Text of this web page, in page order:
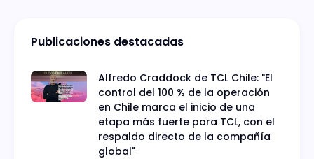
Publicaciones destacadas
Alfredo Craddock de TCL Chile: "El
control del 100 % de la operación
en Chile marca el inicio de una
etapa más fuerte para TCL, con el
respaldo directo de la compañía
global"